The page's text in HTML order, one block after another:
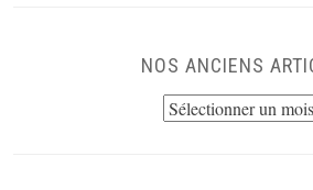
NOS ANCIENS
NOS